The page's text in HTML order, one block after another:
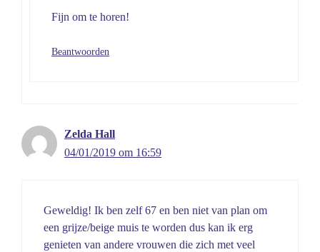
Fijn om te horen!
Beantwoorden
Zelda Hall
04/01/2019 om 16:59
Geweldig! Ik ben zelf 67 en ben niet van plan om
een grijze/beige muis te worden dus kan ik erg
genieten van andere vrouwen die zich met veel